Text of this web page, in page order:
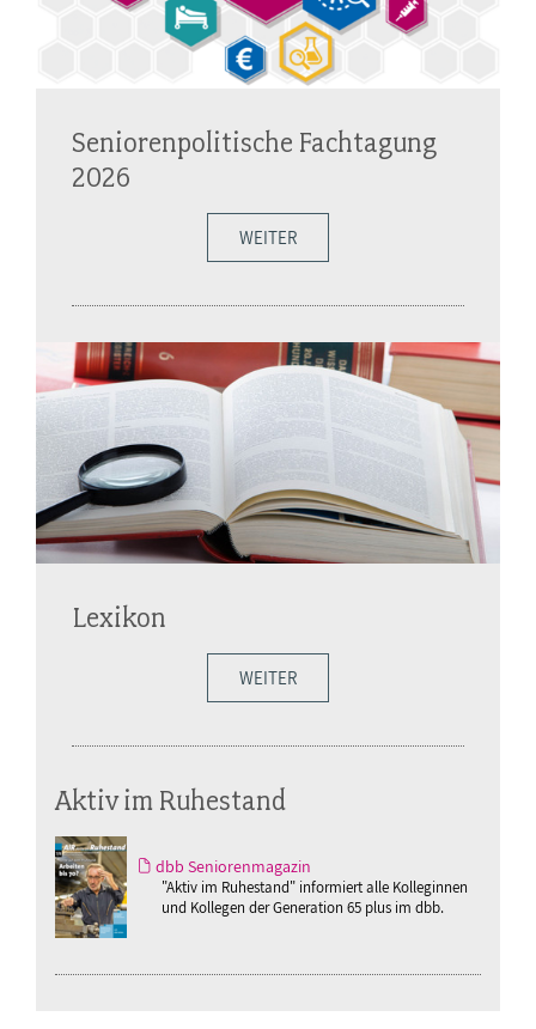
Seniorenpolitische Fachtagung
2026
WEITER
Lexikon
WEITER
Aktiv im Ruhestand
dbb Seniorenmagazin
"Aktiv im Ruhestand" informiert alle Kolleginnen
und Kollegen der Generation 65 plus im dbb.